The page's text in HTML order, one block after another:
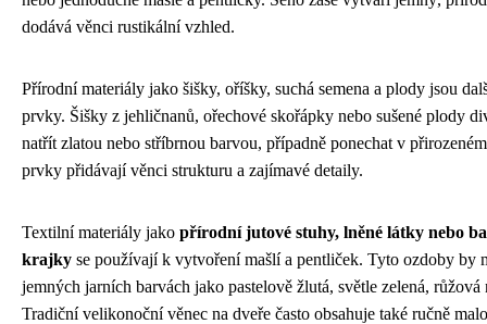
dodává věnci rustikální vzhled.
Přírodní materiály jako šišky, oříšky, suchá semena a plody jsou
prvky. Šišky z jehličnanů, ořechové skořápky nebo sušené plody
natřít zlatou nebo stříbrnou barvou, případně ponechat v
prvky přidávají věnci strukturu a zajímavé detaily.
Textilní materiály jako přírodní jutové stuhy, lněné látky nebo
krajky se používají k vytvoření mašlí a pentliček. Tyto ozdoby by
jemných jarních barvách jako pastelově žlutá, světle zelená, růžová
Tradiční velikonoční věnec na dveře často obsahuje také ručně